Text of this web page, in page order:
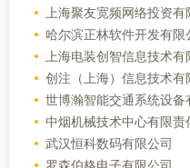
上海聚友宽频网络投资有
哈尔滨正林软件开发有限
上海电装创智信息技术有
创注（上海）信息技术有
世博瀚智能交通系统设备
中烟机械技术中心有限责
武汉恒科数码有限公司